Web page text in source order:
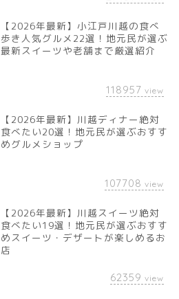
【2026年最新】小江戸川越の食べ
歩き人気グルメ22選！地元民が選ぶ
最新スイーツや老舗まで厳選紹介
118957 view
【2026年最新】川越ディナー絶対
食べたい20選！地元民が選ぶおすす
めグルメショップ
107708 view
【2026年最新】川越スイーツ絶対
食べたい19選！地元民が選ぶおすす
めスイーツ・デザートが楽しめるお
店
62359 view